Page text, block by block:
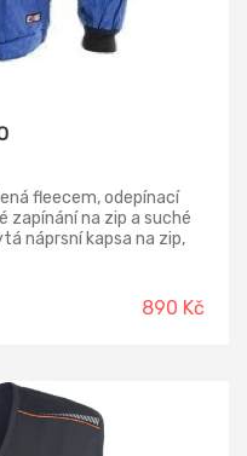
fleecem, odepínací
zapínání na zip a suché
náprsní kapsa na zip,
890 Kč